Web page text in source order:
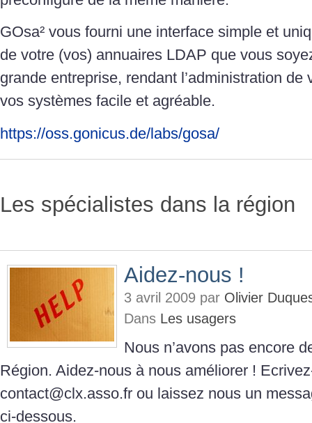
GOsa² vous fourni une interface simple et
de votre (vos) annuaires LDAP que vous
grande entreprise, rendant l’administration de
vos systèmes facile et agréable.
https://oss.gonicus.de/labs/gosa/
Les spécialistes dans la région
Aidez-nous !
3 avril 2009 par Olivier
Dans Les usagers
Nous n’avons pas encore
Région. Aidez-nous à nous améliorer !
contact@clx.asso.fr ou laissez nous un
ci-dessous.